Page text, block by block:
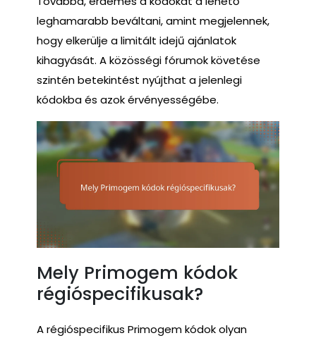
leghamarabb beváltani, amint megjelennek,
hogy elkerülje a limitált idejű ajánlatok
kihagyását. A közösségi fórumok követése
szintén betekintést nyújthat a jelenlegi
kódokba és azok érvényességébe.
Mely Primogem kódok
régióspecifikusak?
A régióspecifikus Primogem kódok olyan